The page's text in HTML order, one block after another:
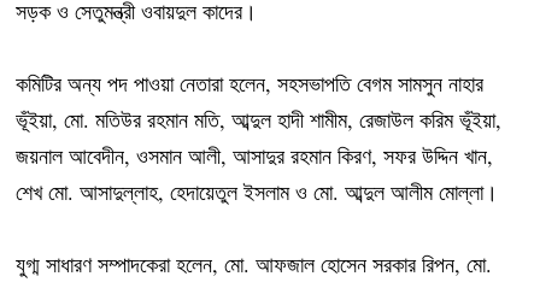
সড়ক ও সেতুমন্ত্রী ওবায়দুল কাদের।
কমিটির অন্য পদ পাওয়া নেতারা হলেন, সহসভাপতি বেগম সামসুন নাহার
ভূঁইয়া, মো. মতিউর রহমান মতি, আব্দুল হাদী শামীম, রেজাউল করিম ভূঁইয়া,
জয়নাল আবেদীন, ওসমান আলী, আসাদুর রহমান কিরণ, সফর উদ্দিন খান,
শেখ মো. আসাদুল্লাহ, হেদায়েতুল ইসলাম ও মো. আব্দুল আলীম মোল্লা।
যুগ্ম সাধারণ সম্পাদকেরা হলেন, মো. আফজাল হোসেন সরকার রিপন, মো.